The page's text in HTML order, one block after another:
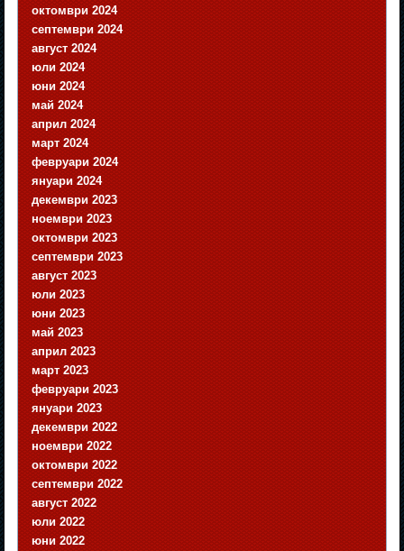
октомври 2024
септември 2024
август 2024
юли 2024
юни 2024
май 2024
април 2024
март 2024
февруари 2024
януари 2024
декември 2023
ноември 2023
октомври 2023
септември 2023
август 2023
юли 2023
юни 2023
май 2023
април 2023
март 2023
февруари 2023
януари 2023
декември 2022
ноември 2022
октомври 2022
септември 2022
август 2022
юли 2022
юни 2022